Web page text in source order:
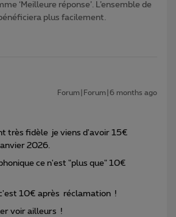
‘Meilleure réponse’. L’ensemble de
plus facilement.
Forum|Forum|6 months ago
très fidèle je viens d'avoir 15€
2026.
ce n'est "plus que" 10€
10€ après réclamation !
voir ailleurs !